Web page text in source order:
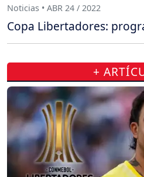
Noticias • ABR 24 / 2022
Copa Libertadores:
+